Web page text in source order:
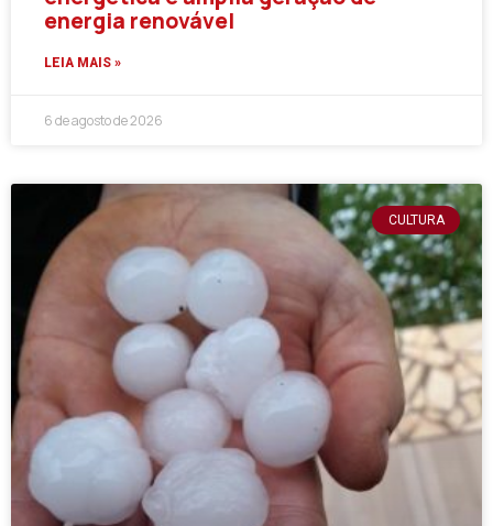
energia renovável
LEIA MAIS »
6 de agosto de 2026
CULTURA